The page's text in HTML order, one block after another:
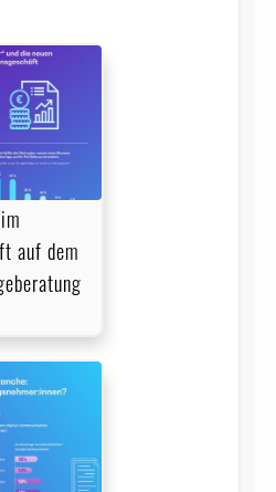
auf dem